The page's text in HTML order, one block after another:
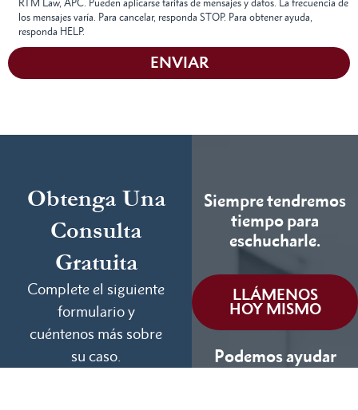
RTM Law, APC. Pueden aplicarse tarifas de mensajes y datos. La frecuencia de
los mensajes varía. Para cancelar, responda STOP. Para obtener ayuda,
responda HELP.
ENVIAR
Obtenga Una
Consulta
Gratuita
Complete el siguiente
formulario y
cuéntenos más sobre
su caso.
Siempre tendremos
tiempo para
eschucharle.
LLÁMENOS
HOY MISMO
Podemos ayudar